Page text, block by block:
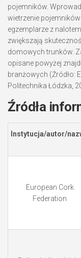
pojemników.
wietrzenie
egzemplarze z
zwiększają
domowych trunków.
opisane powyżej
branżowych (Źródło:
Politechnika Łódzka,
Źródła
Instytucja/autor/
European Cork
Federation